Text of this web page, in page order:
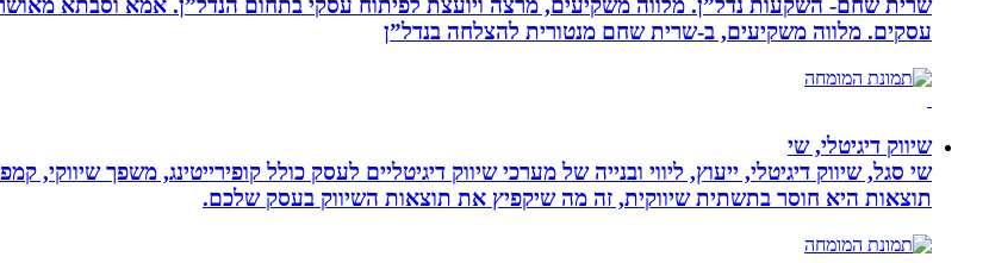
שרית שחם- השקעות נדל”ן. מלווה משקיעים, מרצה ויועצת לפיתוח עסקי בתחום הנדל”ן. אמא וסבתא
עסקים‏. ‏מלווה משקיעים, ב-‏שרית שחם מנטורית להצלחה בנדל”ן‏
שיווק דיגיטלי, שי
שי סגל, שיווק דיגיטלי, ייעוץ, ליווי ובנייה של מערכי שיווק דיגיטליים לעסק כולל קופירייטינג, משפך
תוצאות היא חוסר בתשתית שיווקית, זה מה שיקפיץ את תוצאות השיווק בעסק שלכם.